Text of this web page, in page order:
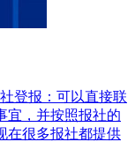
登报：可以直接联
宜，并按照报社的
在很多报社都提供